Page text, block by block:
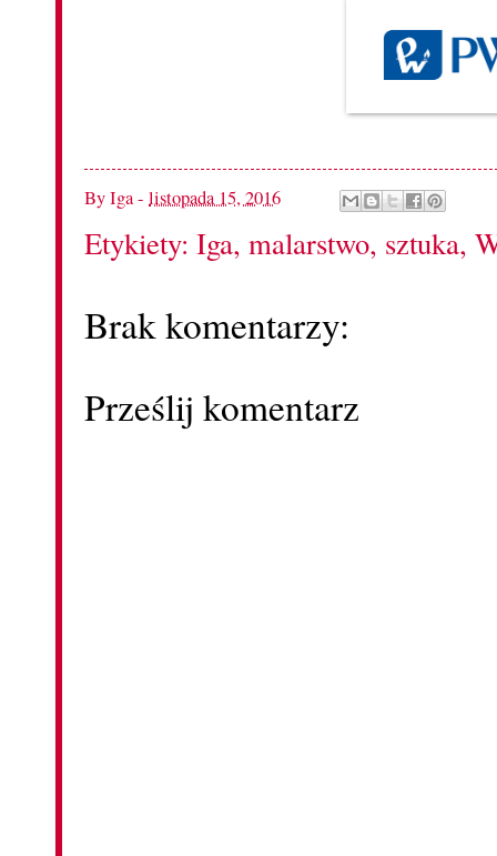
ByIga- listopada 15, 2016
Etykiety: Iga, malarstwo, sztuka,
Brak komentarzy:
Prześlij komentarz